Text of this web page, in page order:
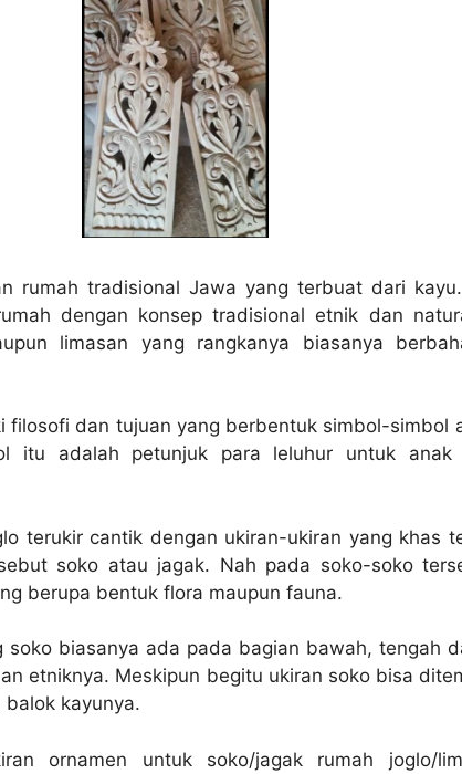
rumah tradisional Jawa yang terbuat dari
dengan konsep tradisional etnik dan
limasan yang rangkanya biasanya
filosofi dan tujuan yang berbentuk simbol-simbol
itu adalah petunjuk para leluhur untuk anak
terukir cantik dengan ukiran-ukiran yang khas
soko atau jagak. Nah pada soko-soko
berupa bentuk flora maupun fauna.
soko biasanya ada pada bagian bawah, tengah
etniknya. Meskipun begitu ukiran soko bisa
kayunya.
ornamen untuk soko/jagak rumah joglo/